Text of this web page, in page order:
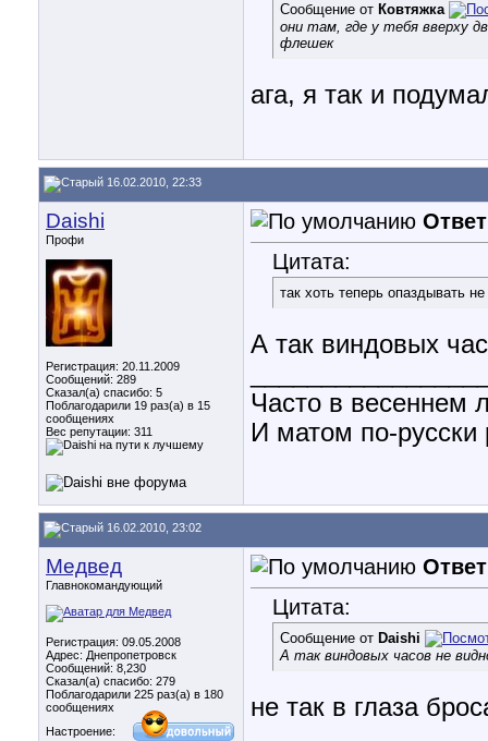
Сообщение от Ковтяжка
они там, где у тебя вверху
флешек
ага, я так и
16.02.2010, 22:33
Daishi
Профи
Регистрация: 20.11.2009
Сообщений: 289
Сказал(а) спасибо: 5
Поблагодарили 19 раз(а) в 15
сообщениях
Вес репутации: 311
Цитата:
так хоть теперь опаздывать
А так виндовых
Часто в весеннем
И матом по-русски
16.02.2010, 23:02
Медвед
Главнокомандующий
Регистрация: 09.05.2008
Адрес: Днепропетровск
Сообщений: 8,230
Сказал(а) спасибо: 279
Поблагодарили 225 раз(а) в 180
сообщениях
Настроение:
Цитата:
Сообщение от Daishi
А так виндовых часов не
не так в глаза